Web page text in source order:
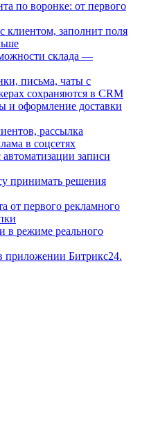
по воронке: от первого
клиентом, заполнит поля
склада —
письма, чаты с
сохраняются в CRM
и оформление доставки
рассылка
в соцсетях
записи
принимать решения
от первого рекламного
режиме реального
Битрикс24.